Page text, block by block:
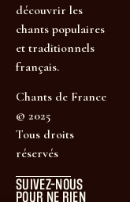
découvrir les
chants populaires
et traditionnels
français.
Chants de France
© 2025
Tous droits
réservés
SUIVEZ-NOUS
POUR NE RIEN